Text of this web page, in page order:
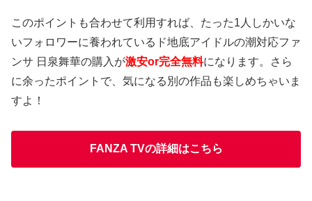
このポイントも合わせて利用すれば、たった1人しかいな
いフォロワーに養われているド地底アイドルの潮対応ファ
ンサ 日泉舞華の購入が激安or完全無料になります。さら
に余ったポイントで、気になる別の作品も楽しめちゃいま
すよ！
FANZA TVの詳細はこちら